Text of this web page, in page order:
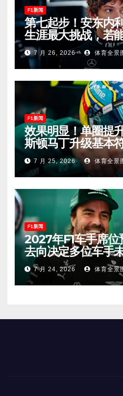
F1新闻
第七起步！安东内
生涯最大挑战，若
冠有望！
7 月 26, 2026 体育全景
F1新闻
效果明显！单圈提
斯顿马丁升级基本
索有望在匈牙利进
7 月 25, 2026 体育全景
F1新闻
2027年F1车手席位
去向决定多位车手
恐将离开。
7 月 24, 2026 体育全景